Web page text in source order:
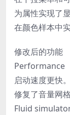
为属性实现了
在颜色样本中
修改后的功能
Performance
启动速度更快。
修复了音量网
Fluid